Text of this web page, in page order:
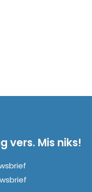
vers. Mis niks!